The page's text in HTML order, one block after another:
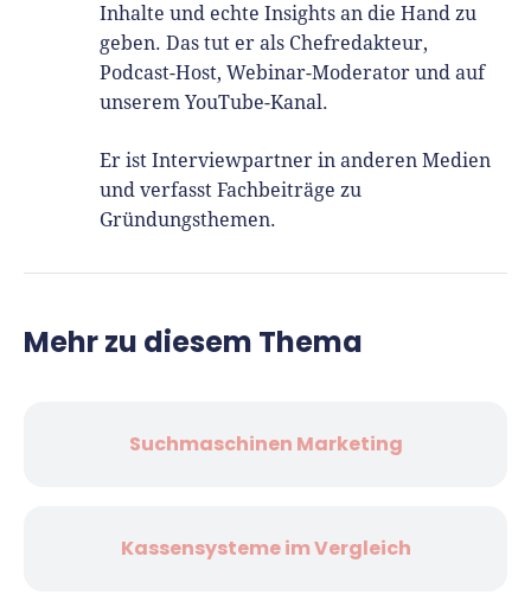
Inhalte und echte Insights an die Hand zu
geben. Das tut er als Chefredakteur,
Podcast-Host, Webinar-Moderator und auf
unserem YouTube-Kanal.
Er ist Interviewpartner in anderen Medien
und verfasst Fachbeiträge zu
Gründungsthemen.
Mehr zu diesem Thema
Suchmaschinen Marketing
Kassensysteme im Vergleich